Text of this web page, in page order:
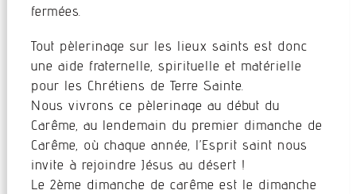
fermées.
Tout pèlerinage sur les lieux saints est donc
une aide fraternelle, spirituelle et matérielle
pour les Chrétiens de Terre Sainte.
Nous vivrons ce pèlerinage au début du
Carême, au lendemain du premier dimanche de
Carême, où chaque année, l’Esprit saint nous
invite à rejoindre Jésus au désert !
Le 2ème dimanche de carême est le dimanche